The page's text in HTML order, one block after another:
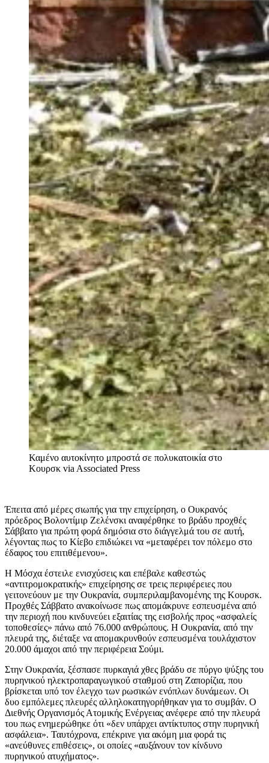
Καμένο αυτοκίνητο μπροστά σε πολυκατοικία στο
Κουρσκ via Associated Press
Έπειτα από μέρες σιωπής για την επιχείρηση, ο Ουκρανός
πρόεδρος Βολοντίμιρ Ζελένσκι αναφέρθηκε το βράδυ προχθές
Σάββατο για πρώτη φορά δημόσια στο διάγγελμά του σε αυτή,
λέγοντας πως το Κίεβο επιδιώκει να «μεταφέρει τον πόλεμο στο
έδαφος του επιτιθέμενου».
Η Μόσχα έστειλε ενισχύσεις και επέβαλε καθεστώς
«αντιτρομοκρατικής» επιχείρησης σε τρεις περιφέρειες που
γειτονεύουν με την Ουκρανία, συμπεριλαμβανομένης της Κουρσκ.
Προχθές Σάββατο ανακοίνωσε πως απομάκρυνε εσπευσμένα από
την περιοχή που κινδυνεύει εξαιτίας της εισβολής προς «ασφαλείς
τοποθεσίες» πάνω από 76.000 ανθρώπους. Η Ουκρανία, από την
πλευρά της, διέταξε να απομακρυνθούν εσπευσμένα τουλάχιστον
20.000 άμαχοι από την περιφέρεια Σούμι.
Στην Ουκρανία, ξέσπασε πυρκαγιά χθες βράδυ σε πύργο ψύξης του
πυρηνικού ηλεκτροπαραγωγικού σταθμού στη Ζαπορίζια, που
βρίσκεται υπό τον έλεγχο των ρωσικών ενόπλων δυνάμεων. Οι
δυο εμπόλεμες πλευρές αλληλοκατηγορήθηκαν για το συμβάν. Ο
Διεθνής Οργανισμός Ατομικής Ενέργειας ανέφερε από την πλευρά
του πως ενημερώθηκε ότι «δεν υπάρχει αντίκτυπος στην πυρηνική
ασφάλεια». Ταυτόχρονα, επέκρινε για ακόμη μια φορά τις
«ανεύθυνες επιθέσεις», οι οποίες «αυξάνουν τον κίνδυνο
πυρηνικού ατυχήματος».